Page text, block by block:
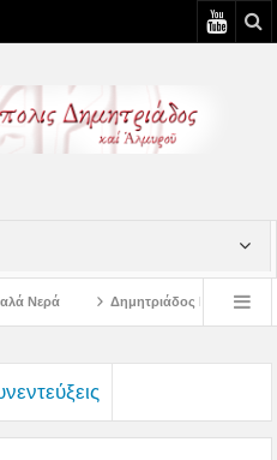
Ιγνάτιος: «Ο Ναός είναι ο τόπος